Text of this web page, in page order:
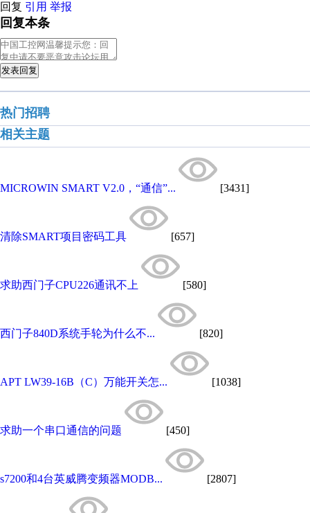
回复 引用 举报
回复本条
发表回复
热门招聘
相关主题
MICROWIN SMART V2.0，“通信”... [3431]
清除SMART项目密码工具 [657]
求助西门子CPU226通讯不上 [580]
西门子840D系统手轮为什么不... [820]
APT LW39-16B（C）万能开关怎... [1038]
求助一个串口通信的问题 [450]
s7200和4台英威腾变频器MODB... [2807]